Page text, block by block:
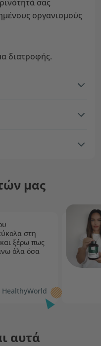
σας
οργανισμούς
διατροφής.
μας
στη
ξέρω πως
όλα όσα
HealthyWorld
αυτά